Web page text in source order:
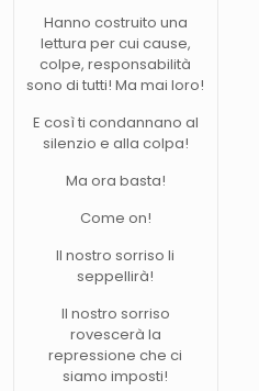
Hanno costruito una
lettura per cui cause,
colpe, responsabilità
sono di tutti! Ma mai loro!
E così ti condannano al
silenzio e alla colpa!
Ma ora basta!
Come on!
Il nostro sorriso li
seppellirà!
Il nostro sorriso
rovescerà la
repressione che ci
siamo imposti!